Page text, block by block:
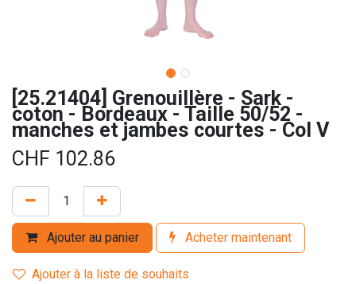
[25.21404] Grenouillère - Sark -
coton - Bordeaux - Taille 50/52 -
manches et jambes courtes - Col V
CHF 102.86
Ajouter au panier Acheter maintenant
Ajouter à la liste de souhaits